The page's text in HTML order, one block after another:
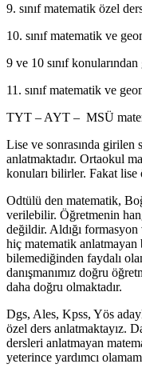
9. sınıf matematik özel
10. sınıf matematik ve
9 ve 10 sınıf
11. sınıf matematik ve
TYT – AYT – MSÜ
Lise ve sonrasında girilen
anlatmaktadır. Ortaokul
konuları bilirler. Fakat lise
Odtülü den matematik,
verilebilir. Öğretmenin
değildir. Aldığı
hiç matematik anlatmayan
bilemediğinden faydalı
danışmanımız doğru
daha doğru olmaktadır.
Dgs, Ales, Kpss, Yös
özel ders anlatmaktayız.
dersleri anlatmayan
yeterince yardımcı